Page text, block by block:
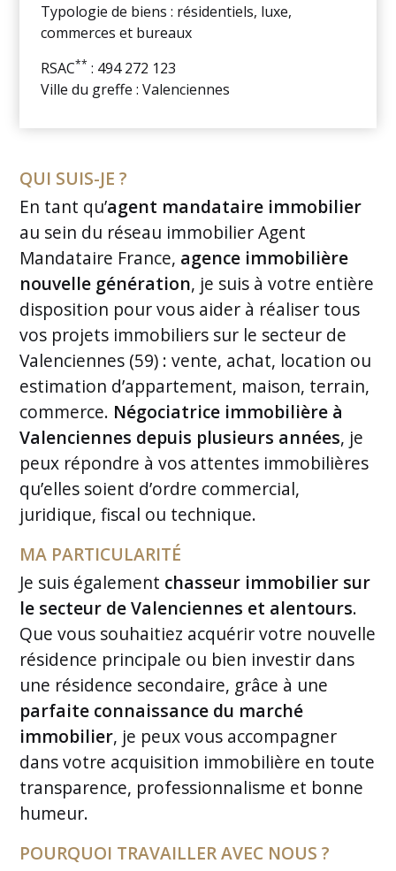
Typologie de biens : résidentiels, luxe,
commerces et bureaux
RSAC** : 494 272 123
Ville du greffe : Valenciennes
QUI SUIS-JE ?
En tant qu’agent mandataire immobilier
au sein du réseau immobilier Agent
Mandataire France, agence immobilière
nouvelle génération, je suis à votre entière
disposition pour vous aider à réaliser tous
vos projets immobiliers sur le secteur de
Valenciennes (59) : vente, achat, location ou
estimation d’appartement, maison, terrain,
commerce. Négociatrice immobilière à
Valenciennes depuis plusieurs années, je
peux répondre à vos attentes immobilières
qu’elles soient d’ordre commercial,
juridique, fiscal ou technique.
MA PARTICULARITÉ
Je suis également chasseur immobilier sur
le secteur de Valenciennes et alentours.
Que vous souhaitiez acquérir votre nouvelle
résidence principale ou bien investir dans
une résidence secondaire, grâce à une
parfaite connaissance du marché
immobilier, je peux vous accompagner
dans votre acquisition immobilière en toute
transparence, professionnalisme et bonne
humeur.
POURQUOI TRAVAILLER AVEC NOUS ?